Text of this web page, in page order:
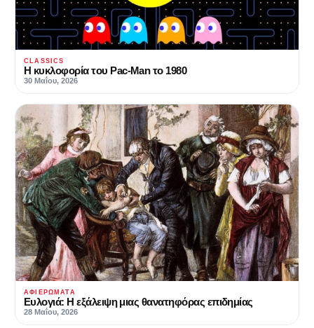
CLASSICS
Η κυκλοφορία του Pac-Man το 1980
30 Μαΐου, 2026
ΑΦΙΕΡΏΜΑΤΑ
Ευλογιά: Η εξάλειψη μιας θανατηφόρας επιδημίας
28 Μαΐου, 2026